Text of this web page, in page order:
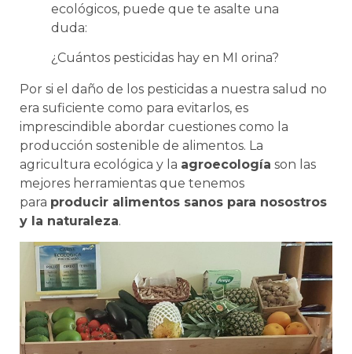
ecológicos, puede que te asalte una
duda:
¿Cuántos pesticidas hay en MI orina?
Por si el daño de los pesticidas a nuestra salud no
era suficiente como para evitarlos, es
imprescindible abordar cuestiones como la
producción sostenible de alimentos. La
agricultura ecológica y la agroecología son las
mejores herramientas que tenemos
para producir alimentos sanos para nosostros
y la naturaleza.